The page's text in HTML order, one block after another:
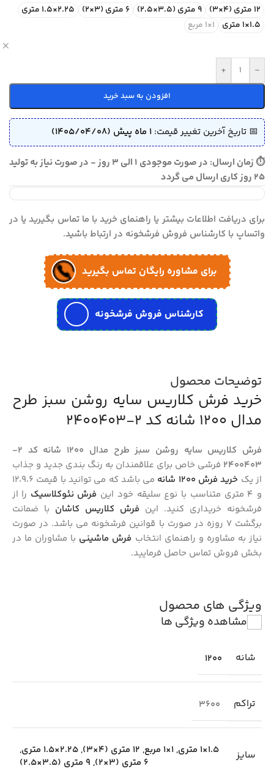
12 متری (4×3) 9 متری (3.5×2.5) 6 متری (3×2)
2.25×1.5 متری
1.5×1 متری
1×1 مربع
-
+
افزودن به سبد خرید
📅 تاریخ آخرین تغییر قیمت: 1 ماه پیش (1405/04/08)
⏱ زمان ارسال: در صورت موجودی 1 الی 3 روز - در صورت نیاز به تولید
25 روز کاری ارسال می گردد
برای دریافت اطلاعات بیشتر یا راهنمای خرید با ما تماس بگیرید یا در
واتساپ با کارشناس فروش فرشخونه در ارتباط باشید.
برای مشاوره رایگان تماس بگیرید
کارشناس فروش فرشخونه
توضیحات محصول
خرید فرش کلاریس سایه روشن سبز طرح
مدال 1200 شانه کد 2-2400403
فرش کلاریس سایه روشن سبز طرح مدال 1200 شانه کد 2-
2400403 فرشی خاص برای علاقمندان به رنگ بندی جدید و جذاب
از یک خرید فرش 1200 شانه
می باشد که می توانید با قیمت 12،9،6
و 4 متری متناسب با نوع سلیقه خود این
فرش نئوکلاسیک را از
فرشخونه خریداری کنید. این فرش کلاریس کاشان با ضمانت
برگشت 7 روزه در صورت با قوانین فرشخونه می باشد. در صورت
نیاز به مشاوره و راهنمای انتخاب فرش ماشینی با مشاوران ما در
بخش فروش تماس حاصل فرمایید.
ویژگی های محصول
مشاهده ویژگی ها
شانه 1200
تراکم 3600
سایز 1.5×1 متری ,1×1 مربع , 12 متری (4×3) ,2.25×1.5 متری
,
6 متری (3×2)
, 9 متری (3.5×2.5)